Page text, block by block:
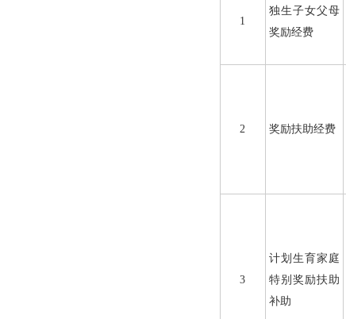
1
独生子女父母
奖励经费
2 奖励扶助经费
3
计划生育家庭
特别奖励扶助
补助